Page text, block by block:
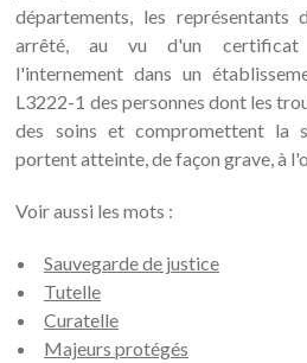
départements, les
arrêté, au vu d'un certificat
l'internement dans un
L3222-1 des personnes dont les
des soins et compromettent la
portent atteinte, de façon grave, à
Voir aussi les mots :
Sauvegarde de justice
Tutelle
Curatelle
Majeurs protégés